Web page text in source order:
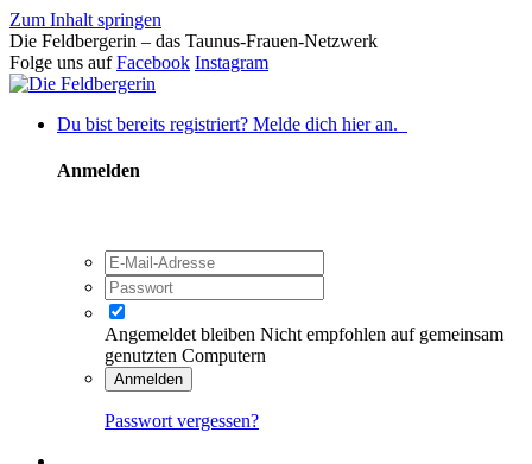
Zum Inhalt springen
Die Feldbergerin – das Taunus-Frauen-Netzwerk
Folge uns aufFacebook Instagram
Du bist bereits registriert? Melde dich hier an.
Anmelden
Angemeldet bleiben Nicht empfohlen auf gemeinsam
genutzten Computern
Anmelden
Passwort vergessen?